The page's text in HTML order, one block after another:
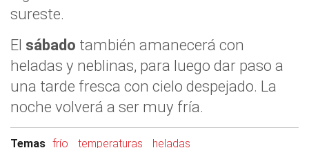
sureste.
El sábado también amanecerá con
heladas y neblinas, para luego dar paso a
una tarde fresca con cielo despejado. La
noche volverá a ser muy fría.
Temas frío temperaturas heladas